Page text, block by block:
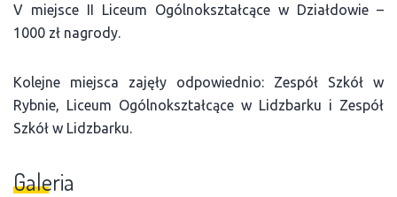
V miejsce II Liceum Ogólnokształcące w Działdowie –
1000 zł nagrody.
Kolejne miejsca zajęły odpowiednio: Zespół Szkół w
Rybnie, Liceum Ogólnokształcące w Lidzbarku i Zespół
Szkół w Lidzbarku.
Galeria